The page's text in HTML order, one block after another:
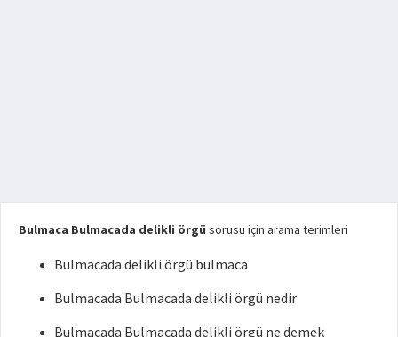
Bulmaca Bulmacada delikli örgü sorusu için arama terimleri
Bulmacada delikli örgü bulmaca
Bulmacada Bulmacada delikli örgü nedir
Bulmacada Bulmacada delikli örgü ne demek